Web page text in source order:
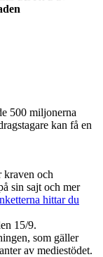
500 miljonerna
kan få en
kraven och
sin sajt och mer
hittar du
15/9.
som gäller
av mediestödet.